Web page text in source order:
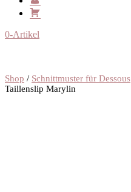
0-Artikel
Shop / Schnittmuster für Dessous
Taillenslip Marylin